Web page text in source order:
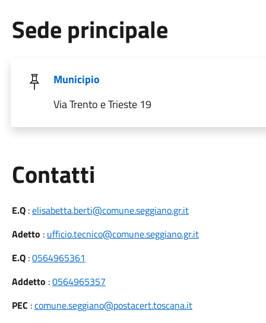
Sede principale
Municipio
Via Trento e Trieste 19
Contatti
E.Q:elisabetta.berti@comune.seggiano.gr.it
Adetto : ufficio.tecnico@comune.seggiano.gr.it
E.Q:0564965361
Addetto :0564965357
PEC :comune.seggiano@postacert.toscana.it